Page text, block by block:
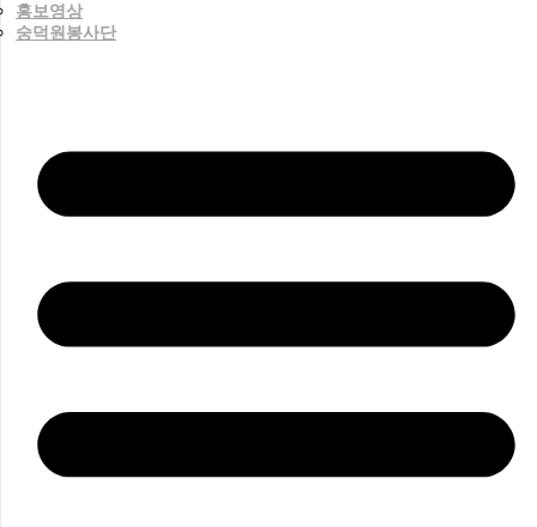
홍보영상
숭덕원봉사단